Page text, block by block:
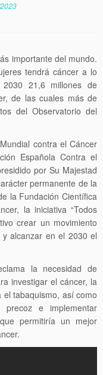
importante del mundo.
tendrá cáncer a lo
21,6 millones de
de las cuales más de
del Observatorio del
contra el Cáncer
Española Contra el
por Su Majestad
permanente de la
la Fundación Científica
la iniciativa “Todos
crear un movimiento
alcanzar en el 2030 el
la necesidad de
investigar el cáncer, la
tabaquismo, así como
e implementar
permitiría un mejor